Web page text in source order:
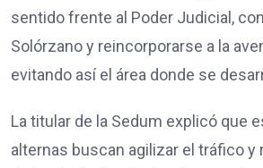
sentido frente al Poder Judicial,
Solórzano y reincorporarse a la
evitando así el área donde se
La titular de la Sedum explicó que
alternas buscan agilizar el tráfico